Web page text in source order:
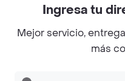
©2026Rappi
Ingresa tu
Mejor servicio,
más